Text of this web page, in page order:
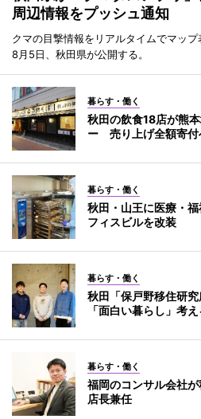
周辺情報をプッシュ通知
クマの目撃情報をリアルタイムでマッ
8月5日、秋田県が公開する。
暮らす・働く
秋田の飲食18店が熊
ー 売り上げ全額寄付
暮らす・働く
秋田・山王に医療・
フィスビルを改装
暮らす・働く
秋田「保戸野移住研
「面白い暮らし」考え
暮らす・働く
福岡のコンサル会社
店長兼任